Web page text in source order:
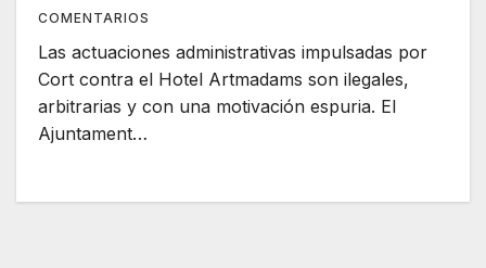
COMENTARIOS
Las actuaciones administrativas impulsadas por
Cort contra el Hotel Artmadams son ilegales,
arbitrarias y con una motivación espuria. El
Ajuntament…